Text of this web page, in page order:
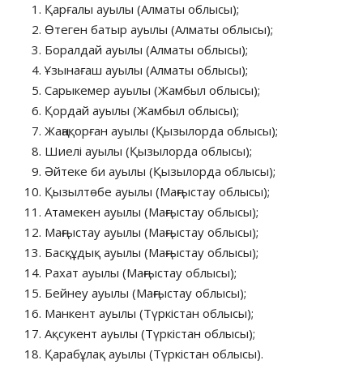
Қарғалы ауылы (Алматы облысы);
Өтеген батыр ауылы (Алматы облысы);
Боралдай ауылы (Алматы облысы);
Ұзынағаш ауылы (Алматы облысы);
Сарыкемер ауылы (Жамбыл облысы);
Қордай ауылы (Жамбыл облысы);
Жаңақорған ауылы (Қызылорда облысы);
Шиелі ауылы (Қызылорда облысы);
Әйтеке би ауылы (Қызылорда облысы);
Қызылтөбе ауылы (Маңғыстау облысы);
Атамекен ауылы (Маңғыстау облысы);
Маңғыстау ауылы (Маңғыстау облысы);
Басқұдық ауылы (Маңғыстау облысы);
Рахат ауылы (Маңғыстау облысы);
Бейнеу ауылы (Маңғыстау облысы);
Манкент ауылы (Түркістан облысы);
Ақсукент ауылы (Түркістан облысы);
Қарабұлақ ауылы (Түркістан облысы).